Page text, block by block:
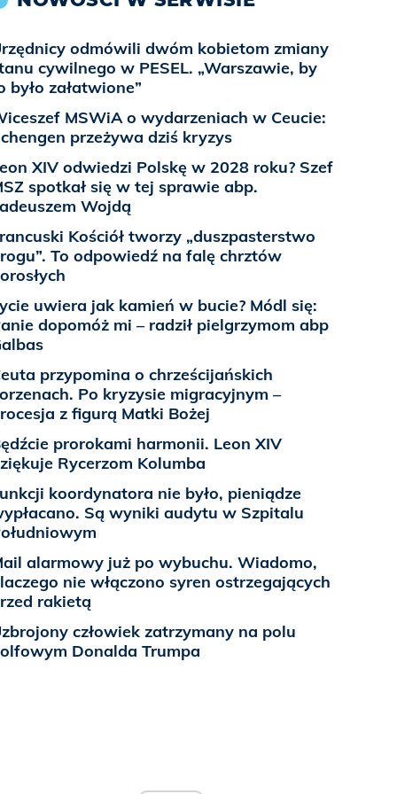
odmówili dwóm kobietom zmiany
cywilnego w PESEL. „Warszawie, by
było załatwione”
MSWiA o wydarzeniach w Ceucie:
przeżywa dziś kryzys
XIV odwiedzi Polskę w 2028 roku? Szef
spotkał się w tej sprawie abp.
Wojdą
Kościół tworzy „duszpasterstwo
To odpowiedź na falę chrztów
uwiera jak kamień w bucie? Módl się:
dopomóż mi – radził pielgrzymom abp
przypomina o chrześcijańskich
Po kryzysie migracyjnym –
z figurą Matki Bożej
prorokami harmonii. Leon XIV
Rycerzom Kolumba
koordynatora nie było, pieniądze
Są wyniki audytu w Szpitalu
alarmowy już po wybuchu. Wiadomo,
nie włączono syren ostrzegających
rakietą
człowiek zatrzymany na polu
Donalda Trumpa